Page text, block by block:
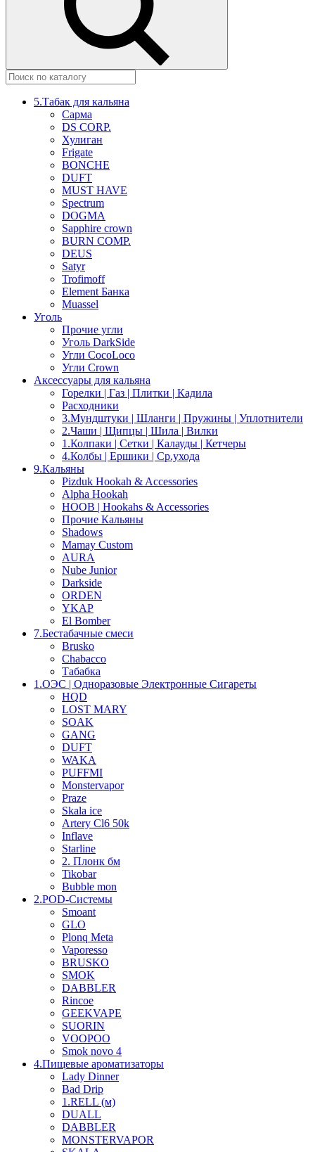
5.Табак для кальяна
Сарма
DS CORP.
Хулиган
Frigate
BONCHE
DUFT
MUST HAVE
Spectrum
DOGMA
Sapphire crown
BURN COMP.
DEUS
Satyr
Trofimoff
Element Банка
Muassel
Уголь
Прочие угли
Уголь DarkSide
Угли CocoLoco
Угли Crown
Аксессуары для кальяна
Горелки | Газ | Плитки | Кадила
Расходники
3.Мундштуки | Шланги | Пружины | Уплотнители
2.Чаши | Щипцы | Шила | Вилки
1.Колпаки | Сетки | Калауды | Кетчеры
4.Колбы | Ершики | Cр.ухода
9.Кальяны
Pizduk Hookah & Accessories
Alpha Hookah
HOOB | Hookahs & Accessories
Прочие Кальяны
Shadows
Mamay Custom
AURA
Nube Junior
Darkside
ORDEN
YKAP
El Bomber
7.Бестабачные смеси
Brusko
Chabacco
Табабка
1.OЭС | Одноразовые Электронные Сигареты
HQD
LOST MARY
SOAK
GANG
DUFT
WAKA
PUFFMI
Monstervapor
Praze
Skala ice
Artery Cl6 50k
Inflave
Starline
2. Плонк бм
Tikobar
Bubble mon
2.POD-Системы
Smoant
GLO
Plonq Meta
Vaporesso
BRUSKO
SMOK
DABBLER
Rincoe
GEEKVAPE
SUORIN
VOOPOO
Smok novo 4
4.Пищевые ароматизаторы
Lady Dinner
Bad Drip
1.RELL (м)
DUALL
DABBLER
MONSTERVAPOR